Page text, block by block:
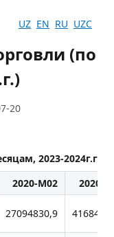
UZ EN RU UZC
(по
20
2023-2024г.г.)
2020-M02
2020-
27094830,9